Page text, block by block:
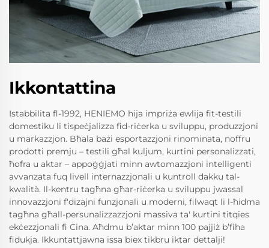
Ikkontattina
Istabbilita fl-1992, HENIEMO hija impriża ewlija fit-testili
domestiku li tispeċjalizza fid-riċerka u sviluppu, produzzjoni
u markazzjon. Bħala bażi esportazzjoni rinominata, noffru
prodotti premju – testili għal kuljum, kurtini personalizzati,
ħofra u aktar – appoġġjati minn awtomazzjoni intelligenti
avvanzata fuq livell internazzjonali u kuntroll dakku tal-
kwalità. Il-kentru tagħna għar-riċerka u sviluppu jwassal
innovazzjoni f'dizajni funzjonali u moderni, filwaqt li l-ħidma
tagħna għall-persunalizzazzjoni massiva ta' kurtini titqies
ekċezzjonali fi Ċina. Aħdmu b’aktar minn 100 pajjiż b’fiha
fidukja. Ikkuntattjawna issa biex tikbru iktar dettalji!